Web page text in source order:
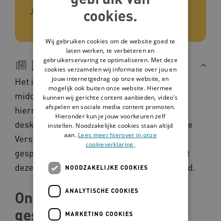
Jellinek, Cordaan en Amsta Karaad
Beschrijving
Het is handig om als begeleider
middelengebruik te leren herkennen en
hiernaar te kunnen vragen. Je kunt dit soort
deskundigheidsbevordering aanvragen bij de
Verslavingszorg in jouw buurt. Deze
gesprekswaaier helpt je het best als je eerst
deze deskundigheidsbevordering hebt gehad.
Ondersteuning bij een
gesprek over
cookies.
Wij gebruiken cookies om de website goed te
laten werken, te verbeteren en
gebruikerservaring te optimaliseren. Met deze
cookies verzamelen wij informatie over jou en
jouw internetgedrag op onze website, en
mogelijk ook buiten onze website. Hiermee
kunnen wij gerichte content aanbieden, video’s
afspelen en sociale media content promoten.
Hieronder kun je jouw voorkeuren zelf
instellen. Noodzakelijke cookies staan altijd
aan. Lees meer hierover in onze
cookieverklaring.
NOODZAKELIJKE COOKIES
ANALYTISCHE COOKIES
MARKETING COOKIES